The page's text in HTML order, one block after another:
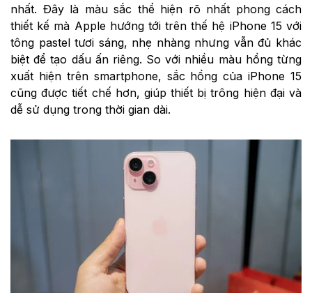
nhất. Đây là màu sắc thể hiện rõ nhất phong cách
thiết kế mà Apple hướng tới trên thế hệ iPhone 15 với
tông pastel tươi sáng, nhẹ nhàng nhưng vẫn đủ khác
biệt để tạo dấu ấn riêng. So với nhiều màu hồng từng
xuất hiện trên smartphone, sắc hồng của iPhone 15
cũng được tiết chế hơn, giúp thiết bị trông hiện đại và
dễ sử dụng trong thời gian dài.